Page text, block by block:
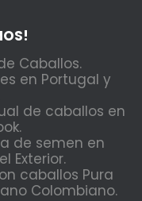
Caballos.
en Portugal y
de caballos en
de semen en
Exterior.
caballos Pura
Colombiano.